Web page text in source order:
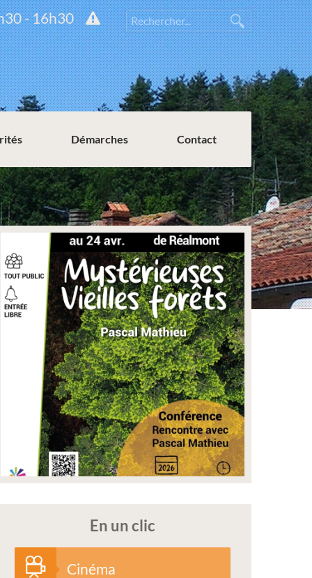
- 16h30
Démarches Contact
En un clic
Cinéma